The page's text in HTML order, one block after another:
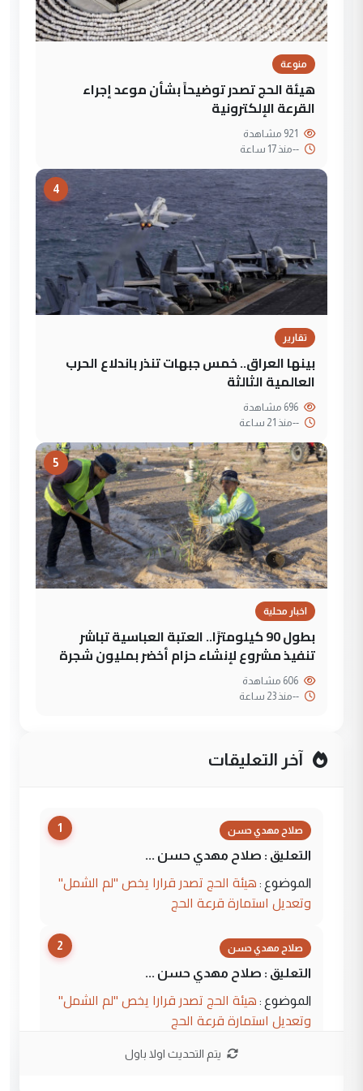
منوعة
هيئة الحج تصدر توضيحاً بشأن موعد إجراء
القرعة الإلكترونية
--منذ 17 ساعة
4
تقارير
بينها العراق.. خمس جبهات تنذر باندلاع الحرب
العالمية الثالثة
--منذ 21 ساعة
5
اخبار محلية
بطول 90 كيلومترًا.. العتبة العباسية تباشر
تنفيذ مشروع لإنشاء حزام أخضر بمليون شجرة
--منذ 23 ساعة
آخر التعليقات
1 صلاح مهدي حسن
التعليق : صلاح مهدي حسن ...
الموضوع : هيئة الحج تصدر قرارا يخص "لم الشمل"
وتعديل استمارة قرعة الحج
2 صلاح مهدي حسن
التعليق : صلاح مهدي حسن ...
الموضوع : هيئة الحج تصدر قرارا يخص "لم الشمل"
وتعديل استمارة قرعة الحج
يتم التحديث اولا باول